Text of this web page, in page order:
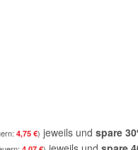
4,75 € jeweils und spare 30